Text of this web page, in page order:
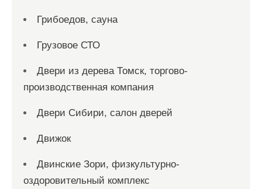
Грибоедов, сауна
Грузовое СТО
Двери из дерева Томск, торгово-
производственная компания
Двери Сибири, салон дверей
Движок
Двинские Зори, физкультурно-
оздоровительный комплекс